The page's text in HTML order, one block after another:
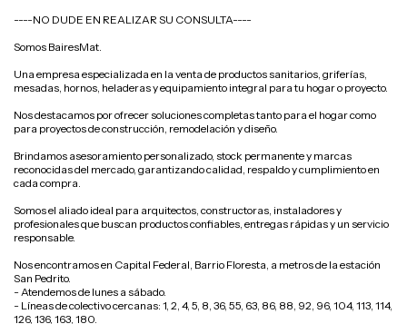
----NO DUDE EN REALIZAR SU CONSULTA----
Somos BairesMat.
Una empresa especializada en la venta de productos sanitarios, griferías,
mesadas, hornos, heladeras y equipamiento integral para tu hogar o proyecto.
Nos destacamos por ofrecer soluciones completas tanto para el hogar como
para proyectos de construcción, remodelación y diseño.
Brindamos asesoramiento personalizado, stock permanente y marcas
reconocidas del mercado, garantizando calidad, respaldo y cumplimiento en
cada compra.
Somos el aliado ideal para arquitectos, constructoras, instaladores y
profesionales que buscan productos confiables, entregas rápidas y un servicio
responsable.
Nos encontramos en Capital Federal, Barrio Floresta, a metros de la estación
San Pedrito.
- Atendemos de lunes a sábado.
- Líneas de colectivo cercanas: 1, 2, 4, 5, 8, 36, 55, 63, 86, 88, 92, 96, 104, 113, 114,
126, 136, 163, 180.